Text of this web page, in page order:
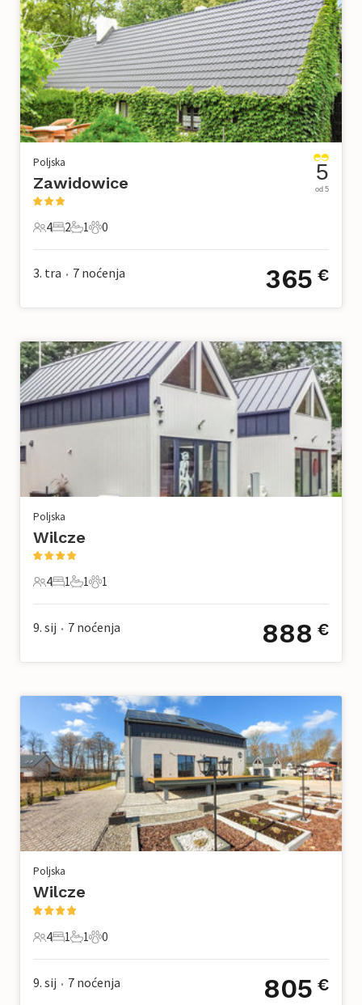
Poljska
Zawidowice
4 Gosti
4
2 Spavaće sobe
2
1 Kupaonica
1
0 Kućni ljubimac
0
5
od 5
3. tra • 7 noćenja 365 €
Poljska
Wilcze
4 Gosti
4
1 Spavaća soba
1
1 Kupaonica
1
1 Kućni ljubimac
1
9. sij • 7 noćenja 888 €
Poljska
Wilcze
4 Gosti
4
1 Spavaća soba
1
1 Kupaonica
1
0 Kućni ljubimac
0
9. sij • 7 noćenja 805 €